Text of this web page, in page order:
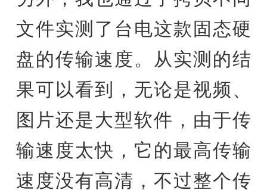
文件实测了台电这款固态硬
盘的传输速度。从实测的结
果可以看到，无论是视频、
图片还是大型软件，由于传
输速度太快，它的最高传输
速度没有高清，不过整个传